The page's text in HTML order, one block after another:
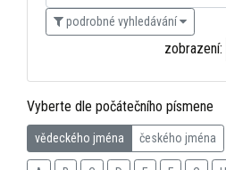
podrobné vyhledávání
zobrazení:
Vyberte dle počátečního písmene
vědeckého jména českého jména